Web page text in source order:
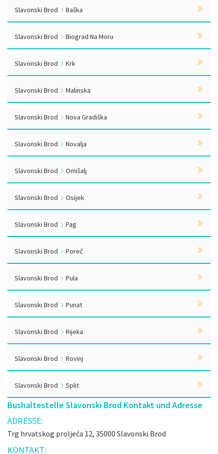
Slavonski Brod Baška
Slavonski Brod Biograd Na Moru
Slavonski Brod Krk
Slavonski Brod Malinska
Slavonski Brod Nova Gradiška
Slavonski Brod Novalja
Slavonski Brod Omišalj
Slavonski Brod Osijek
Slavonski Brod Pag
Slavonski Brod Poreč
Slavonski Brod Pula
Slavonski Brod Punat
Slavonski Brod Rijeka
Slavonski Brod Rovinj
Slavonski Brod Split
Bushaltestelle Slavonski Brod Kontakt und Adresse
ADRESSE:
Trg hrvatskog proljeća 12, 35000 Slavonski Brod
KONTAKT: